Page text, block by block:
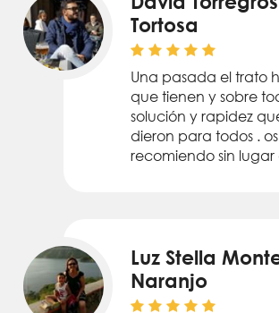
Tortosa
Una pasada el trato
que tienen y sobre
solución y rapidez
dieron para todos .
recomiendo sin
Luz Stella
Naranjo